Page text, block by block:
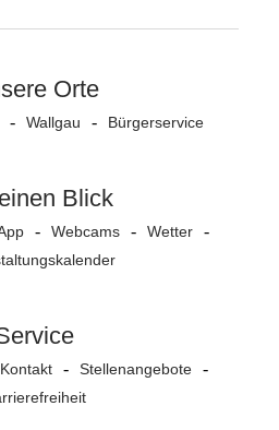
Orte
Wallgau Bürgerservice
Blick
Webcams
Wetter
Kontakt
Stellenangebote